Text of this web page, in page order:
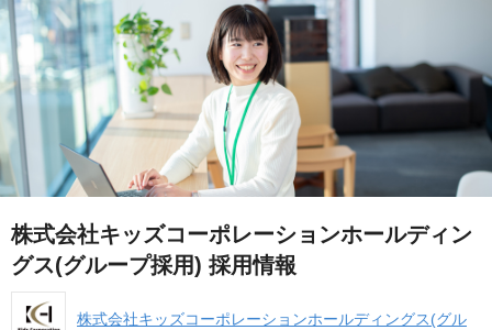
株式会社キッズコーポレーションホールディン
グス(グループ採用) 採用情報
株式会社キッズコーポレーションホールディングス(グル